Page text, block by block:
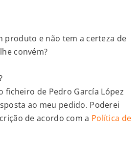
produto e não tem a certeza de
convém?
ficheiro de Pedro García López
ao meu pedido. Poderei
de acordo com a Política de